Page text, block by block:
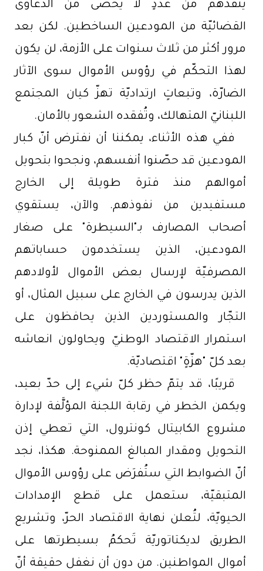
ينقذهم من عددٍ لا يُحصى من الدعاوى
القضائيّة من المودعين الساخطين. لكن بعد
مرور أكثر من ثلاث سنوات على الأزمة، لن يكون
لهذا التحكّم في رؤوس الأموال سوى الآثار
الضارّة، وتبعاتٍ ارتداديّة تهزّ كيان المجتمع
اللبنانيّ المتهالك، وتُفقده الشعور بالأمان.
ففي هذه الأثناء، يمكننا أن نفترض أنّ كبار
المودعين قد حصّنوا أنفسهم، ونجحوا بتحويل
أموالهم منذ فترة طويلة إلى الخارج
مستفيدين من نفوذهم. والآن، يستقوي
أصحاب المصارف بـ"السيطرة" على صغار
المودعين، الذين يستخدمون حساباتهم
المصرفيّة لإرسال بعض الأموال لأولادهم
الذين يدرسون في الخارج على سبيل المثال، أو
التجّار والمستوردين الذين يحافظون على
استمرار الاقتصاد الوطنيّ ويحاولون انعاشه
بعد كلّ "هزّةٍ" اقتصاديّة.
قريبًا، قد يتمّ حظر كلّ شيء إلى حدّ بعيد،
ويكمن الخطر في رقابة اللجنة المؤلَّفة لإدارة
مشروع الكابيتال كونترول، التي تعطي إذن
التحويل ومقدار المبالغ الممنوحة. هكذا، نجد
أنّ الضوابط التي ستُفرَض على رؤوس الأموال
المتبقيّة، ستعمل على قطع الإمدادات
الحيويّة، لتُعلن نهاية الاقتصاد الحرّ، وتشريع
الطريق لديكتاتوريّة تَحكمُ بسيطرتها على
أموال المواطنين. من دون أن نغفل حقيقة أنّ